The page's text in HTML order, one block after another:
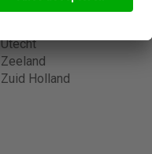
Noord Holland
Utecht
Zeeland
Zuid Holland